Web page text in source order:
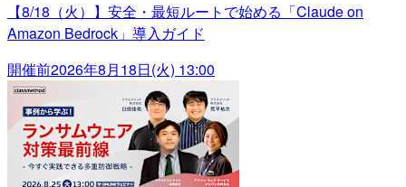
【8/18（火）】安全・最短ルートで始める「Claude on
Amazon Bedrock」導入ガイド
開催前2026年8月18日(火) 13:00